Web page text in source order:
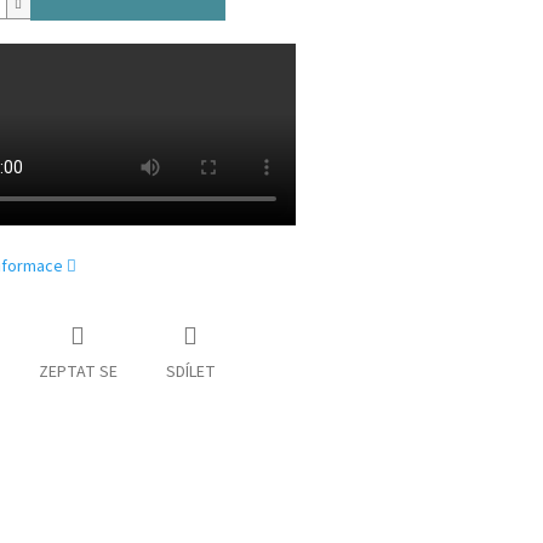
ZEPTAT SE SDÍLET